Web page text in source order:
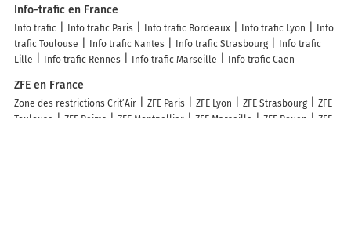
Info-trafic en France
Info trafic Info trafic Paris Info trafic Bordeaux Info trafic Lyon
Info
trafic Toulouse
Info trafic Nantes Info trafic Strasbourg
Info trafic
Lille
Info trafic Rennes Info trafic Marseille Info trafic Caen
ZFE en France
Zone des restrictions Crit’Air ZFE Paris ZFE Lyon ZFE Strasbourg
ZFE
Toulouse
ZFE Reims ZFE Montpellier ZFE Marseille ZFE Rouen
ZFE